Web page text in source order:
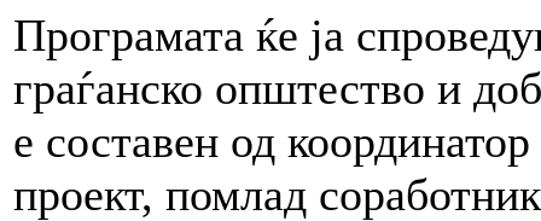
Програмата ќе ја
граѓанско општество и
е составен од
проект, помлад